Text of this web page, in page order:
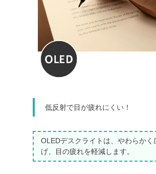
低反射で目が疲れにくい！
OLEDデスクライトは、やわらか
げ、目の疲れを軽減します。